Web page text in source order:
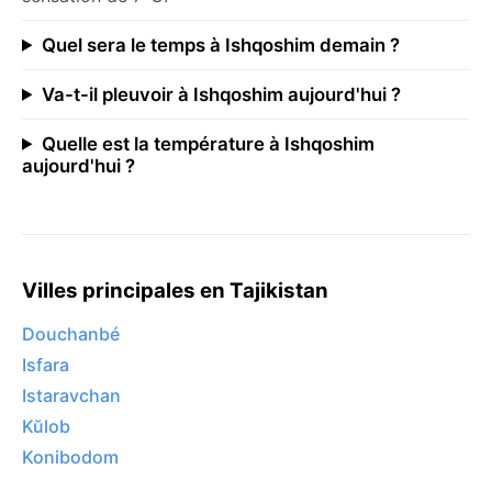
Quel sera le temps à Ishqoshim demain ?
Va-t-il pleuvoir à Ishqoshim aujourd'hui ?
Quelle est la température à Ishqoshim
aujourd'hui ?
Villes principales en Tajikistan
Douchanbé
Isfara
Istaravchan
Kŭlob
Konibodom